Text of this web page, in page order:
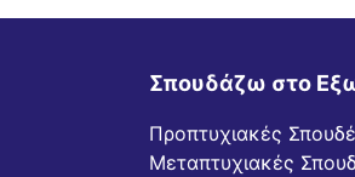
Σπουδάζω στο
Προπτυχιακές
Μεταπτυχιακές